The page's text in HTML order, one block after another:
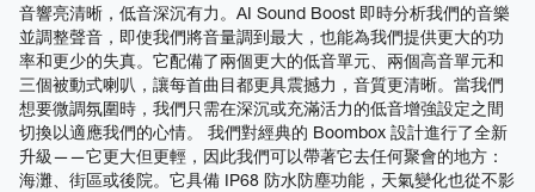
音響亮清晰，低音深沉有力。AI Sound Boost 即時分析我們的音樂
並調整聲音，即使我們將音量調到最大，也能為我們提供更大的功
率和更少的失真。它配備了兩個更大的低音單元、兩個高音單元和
三個被動式喇叭，讓每首曲目都更具震撼力，音質更清晰。當我們
想要微調氛圍時，我們只需在深沉或充滿活力的低音增強設定之間
切換以適應我們的心情。 我們對經典的 Boombox 設計進行了全新
升級——它更大但更輕，因此我們可以帶著它去任何聚會的地方：
海灘、街區或後院。它具備 IP68 防水防塵功能，天氣變化也從不影